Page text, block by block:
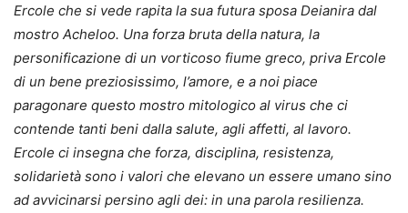
Ercole che si vede rapita la sua futura sposa Deianira dal
mostro Acheloo. Una forza bruta della natura, la
personificazione di un vorticoso fiume greco, priva Ercole
di un bene preziosissimo, l’amore, e a noi piace
paragonare questo mostro mitologico al virus che ci
contende tanti beni dalla salute, agli affetti, al lavoro.
Ercole ci insegna che forza, disciplina, resistenza,
solidarietà sono i valori che elevano un essere umano sino
ad avvicinarsi persino agli dei: in una parola resilienza.